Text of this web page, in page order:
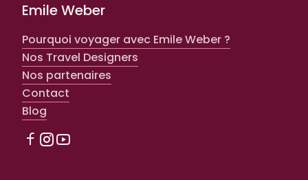
Emile Weber
Pourquoi voyager avec Emile Weber ?
Nos Travel Designers
Nos partenaires
Contact
Blog